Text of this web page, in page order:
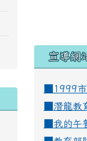
宣導網
■1999
潛龍教
我的午